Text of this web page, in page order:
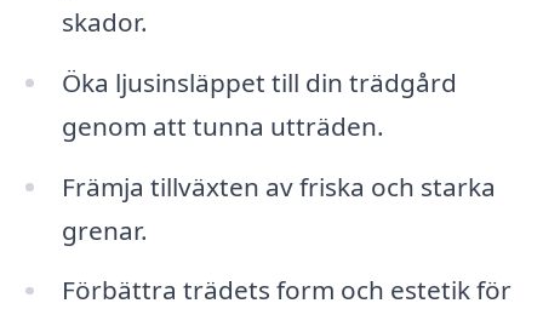
skador.
Öka ljusinsläppet till din trädgård
genom att tunna utträden.
Främja tillväxten av friska och starka
grenar.
Förbättra trädets form och estetik för